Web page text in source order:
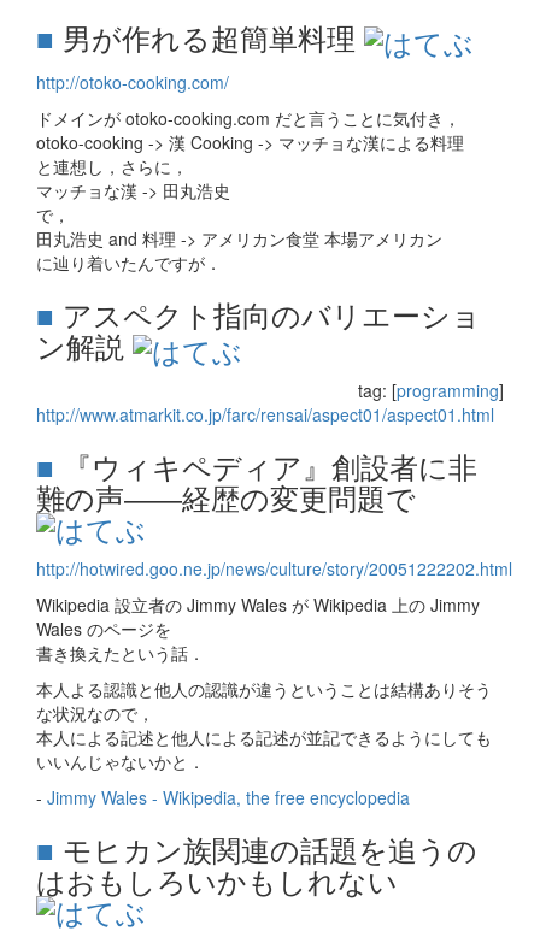
■ 男が作れる超簡単料理
http://otoko-cooking.com/
ドメインが otoko-cooking.com だと言うことに気付き，
otoko-cooking -> 漢 Cooking -> マッチョな漢による料理
と連想し，さらに，
マッチョな漢 -> 田丸浩史
で，
田丸浩史 and 料理 -> アメリカン食堂 本場アメリカン
に辿り着いたんですが．
■ アスペクト指向のバリエーショ
ン解説
tag: [programming]
http://www.atmarkit.co.jp/farc/rensai/aspect01/aspect01.html
■ 『ウィキペディア』創設者に非
難の声――経歴の変更問題で
http://hotwired.goo.ne.jp/news/culture/story/20051222202.html
Wikipedia 設立者の Jimmy Wales が Wikipedia 上の Jimmy
Wales のページを
書き換えたという話．
本人よる認識と他人の認識が違うということは結構ありそう
な状況なので，
本人による記述と他人による記述が並記できるようにしても
いいんじゃないかと．
- Jimmy Wales - Wikipedia, the free encyclopedia
■ モヒカン族関連の話題を追うの
はおもしろいかもしれない